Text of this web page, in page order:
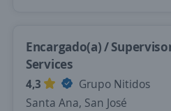
Encargado(a) /
Services
4,3
Grupo Nitidos
Santa Ana, San José